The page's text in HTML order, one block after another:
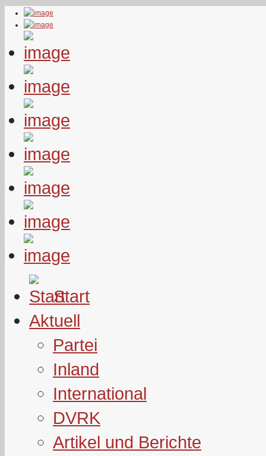
Start
Aktuell
Partei
Inland
International
DVRK
Artikel und Berichte